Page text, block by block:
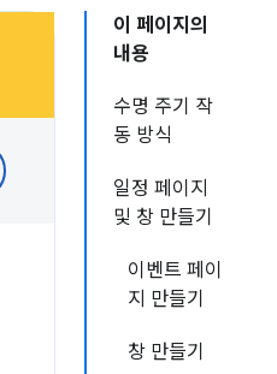
이 페이지의
내용
수명 주기 작
동 방식
일정 페이지
및 창 만들기
이벤트 페이
지 만들기
창 만들기